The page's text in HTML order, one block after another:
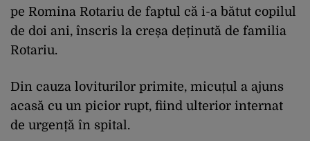
pe Romina Rotariu de faptul că i-a bătut copilul
de doi ani, înscris la creșa deținută de familia
Rotariu.
Din cauza loviturilor primite, micuțul a ajuns
acasă cu un picior rupt, fiind ulterior internat
de urgență în spital.